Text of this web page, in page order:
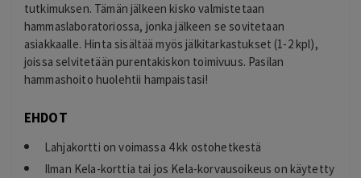
tutkimuksen. Tämän jälkeen kisko valmistetaan
hammaslaboratoriossa, jonka jälkeen se sovitetaan
asiakkaalle. Hinta sisältää myös jälkitarkastukset (1-2 kpl),
joissa selvitetään purentakiskon toimivuus. Pasilan
hammashoito huolehtii hampaistasi!
EHDOT
Lahjakortti on voimassa 4 kk ostohetkestä
Ilman Kela-korttia tai jos Kela-korvausoikeus on käytetty